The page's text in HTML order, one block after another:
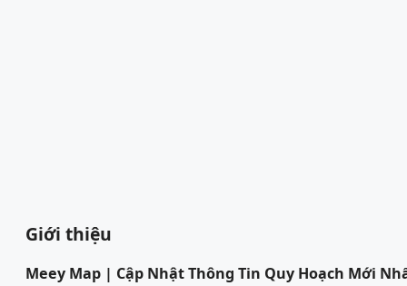
Giới thiệu
Meey Map | Cập Nhật Thông Tin Quy Hoạch Mới